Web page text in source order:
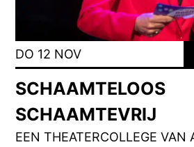
DO 12 NOV
SCHAAMTELOOS
SCHAAMTEVRIJ
EEN THEATERCOLLEGE VAN